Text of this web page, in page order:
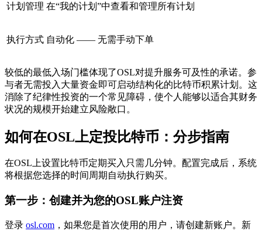
计划管理 在“我的计划”中查看和管理所有计划
执行方式 自动化 —— 无需手动下单
较低的最低入场门槛体现了OSL对提升服务可及性的承诺。参
与者无需投入大量资金即可启动结构化的比特币积累计划。这
消除了纪律性投资的一个常见障碍，使个人能够以适合其财务
状况的规模开始建立风险敞口。
如何在OSL上定投比特币：分步指南
在OSL上设置比特币定期买入只需几分钟。配置完成后，系统
将根据您选择的时间周期自动执行购买。
第一步：创建并为您的OSL账户注资
登录 osl.com ，如果您是首次使用的用户，请创建新账户。新